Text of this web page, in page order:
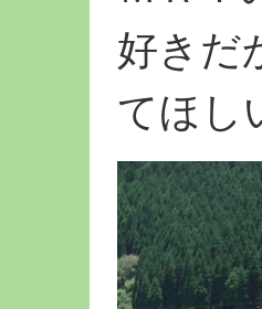
好きだ
てほし